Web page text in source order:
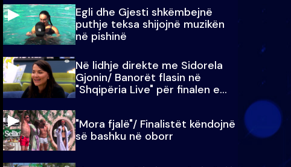
Egli dhe Gjesti shkëmbejnë
puthje teksa shijojnë muzikën
në pishinë
Në lidhje direkte me Sidorela
Gjonin/ Banorët flasin në
"Shqipëria Live" për finalen e
madhe
"Mora fjalë"/ Finalistët këndojnë
së bashku në oborr